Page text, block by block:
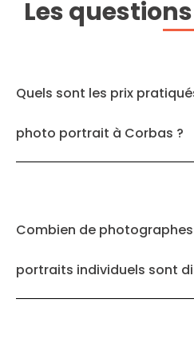
Les questions
Quels sont les prix
photo portrait à Corbas ?
Combien de
portraits individuels sont